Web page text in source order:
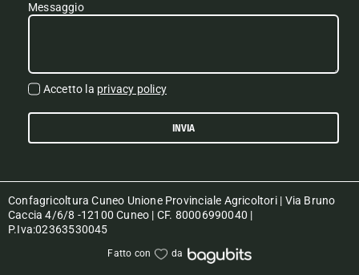
Messaggio
Accetto la privacy policy
INVIA
Confagricoltura Cuneo Unione Provinciale Agricoltori | Via Bruno
Caccia 4/6/8 -12100 Cuneo | CF. 80006990040 |
P.Iva:02363530045
Fatto con da